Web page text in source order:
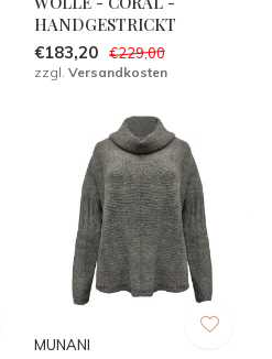
HANDGESTRICKT
€183,20 €229,00
zzgl. Versandkosten
MUNANI